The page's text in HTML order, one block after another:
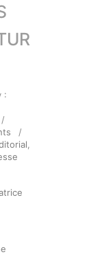
:
/
/